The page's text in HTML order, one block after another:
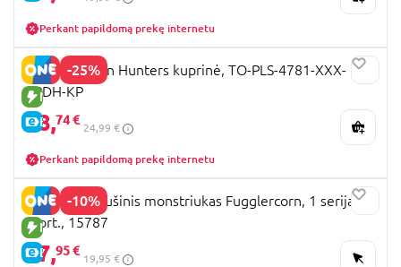
Perkant papildomą prekę internetu
-25%
NAUJA PREKĖ
E-KAINA
K-POP Demon Hunters kuprinė, TO-PLS-4781-XXX-
KPDH-KP
18,74 €
24,99 €
Perkant papildomą prekę internetu
-10%
NAUJA PREKĖ
E-KAINA
FUGGLER pliušinis monstriukas Fugglercorn, 1 serija,
asort., 15787
17,95 €
19,95 €